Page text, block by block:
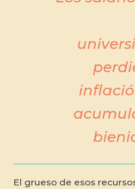
El grueso de esos